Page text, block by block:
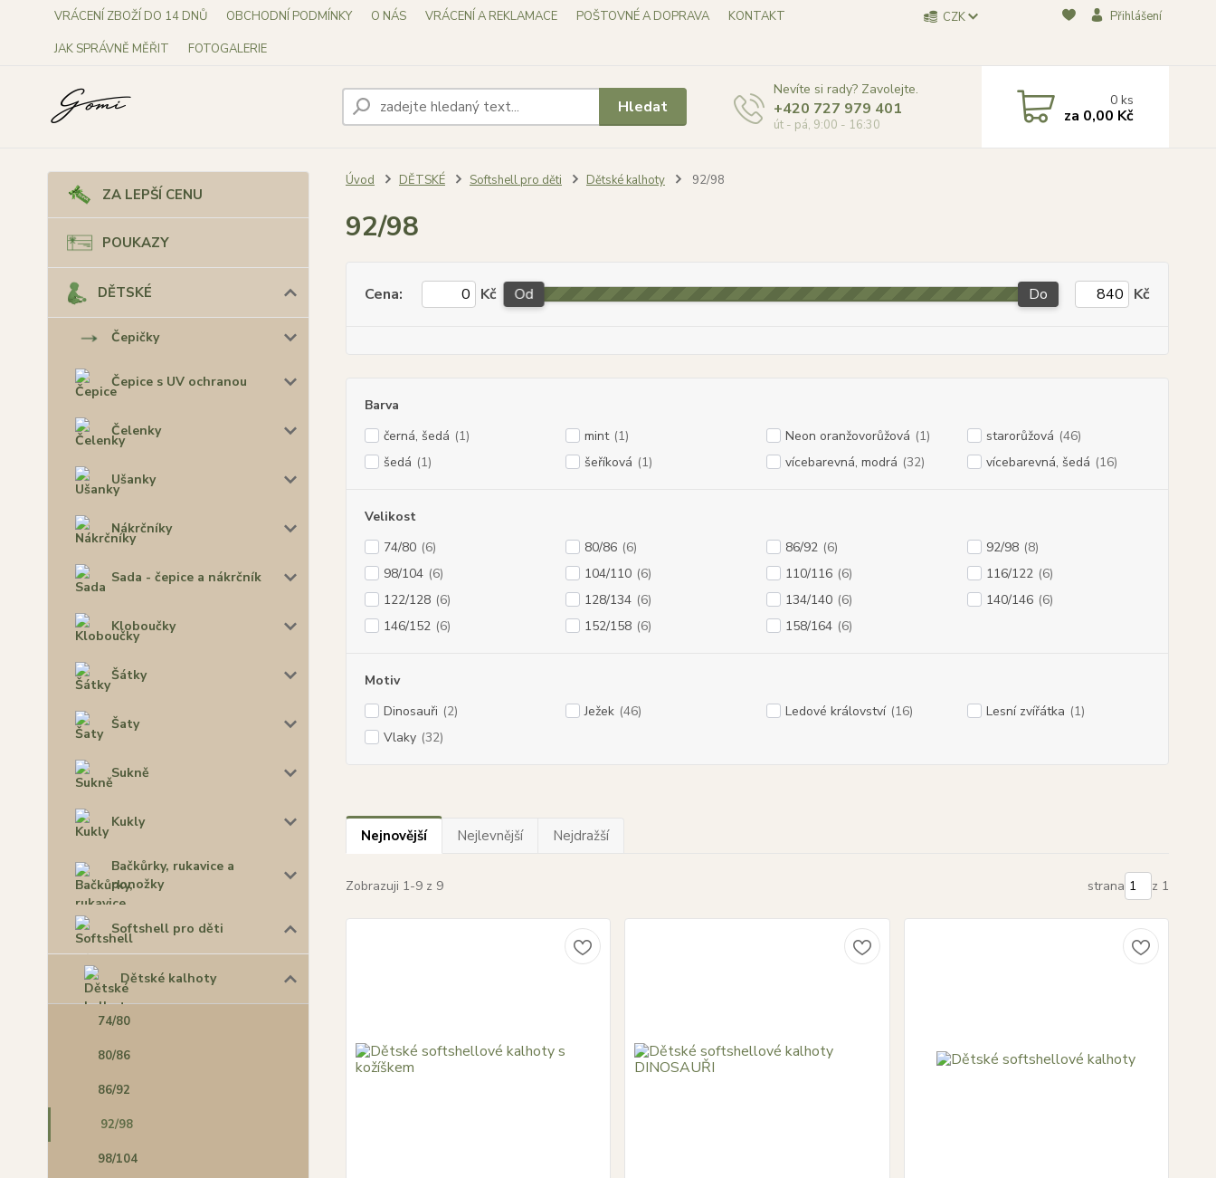
VRÁCENÍ ZBOŽÍ DO 14 DNŮ OBCHODNÍ PODMÍNKY O NÁS VRÁCENÍ A REKLAMACE POŠTOVNÉ A DOPRAVA
KONTAKT
JAK SPRÁVNĚ MĚŘIT
FOTOGALERIE
CZK Přihlášení
Hledat
Nevíte si rady? Zavolejte.
+420 727 979 401
út - pá, 9:00 - 16:30
0ks
za 0,00 Kč
ZA LEPŠÍ CENU
POUKAZY
DĚTSKÉ
Čepičky
Čepice s UV ochranou
Čelenky
Ušanky
Nákrčníky
Sada - čepice a nákrčník
Kloboučky
Šátky
Šaty
Sukně
Kukly
Bačkůrky, rukavice a
ponožky
Softshell pro děti
Dětské kalhoty
74/80
80/86
86/92
92/98
98/104
Úvod DĚTSKÉ Softshell pro děti Dětské kalhoty 92/98
92/98
Cena: Kč Od Do Kč
Barva
černá, šedá (1) mint (1) Neon oranžovorůžová (1) starorůžová (46)
šedá (1) šeříková (1) vícebarevná, modrá (32) vícebarevná, šedá (16)
Velikost
74/80 (6) 80/86 (6) 86/92 (6) 92/98 (8)
98/104 (6) 104/110 (6) 110/116 (6) 116/122 (6)
122/128 (6) 128/134 (6) 134/140 (6) 140/146 (6)
146/152 (6) 152/158 (6) 158/164 (6)
Motiv
Dinosauři (2) Ježek (46) Ledové království (16) Lesní zvířátka (1)
Vlaky (32)
Nejnovější Nejlevnější Nejdražší
Zobrazuji 1-9 z 9 strana z 1